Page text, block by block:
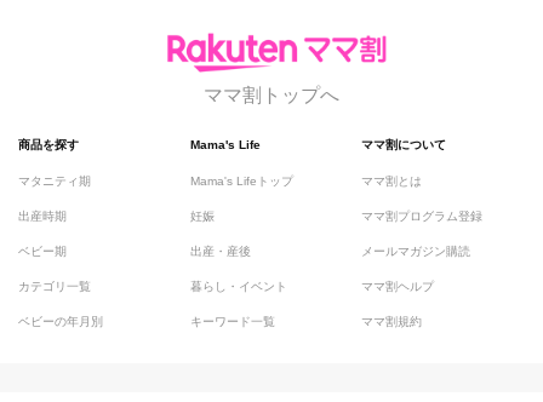
ママ割トップへ
商品を探す
マタニティ期
出産時期
ベビー期
カテゴリ一覧
ベビーの年月別
Mama's Life
Mama's Lifeトップ
妊娠
出産・産後
暮らし・イベント
キーワード一覧
ママ割について
ママ割とは
ママ割プログラム登録
メールマガジン購読
ママ割ヘルプ
ママ割規約